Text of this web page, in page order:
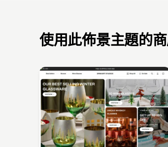
使用此佈景主題的